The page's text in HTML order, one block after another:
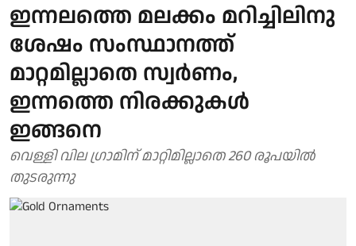
ഇന്നലത്തെ മലക്കം മറിച്ചിലിനു
ശേഷം സംസ്ഥാനത്ത്‌
മാറ്റമില്ലാതെ സ്വര്‍ണം,
ഇന്നത്തെ നിരക്കുകള്‍
ഇങ്ങനെ
വെള്ളി വില ഗ്രാമിന് മാറ്റിമില്ലാതെ 260 രൂപയില്‍
തുടരുന്നു